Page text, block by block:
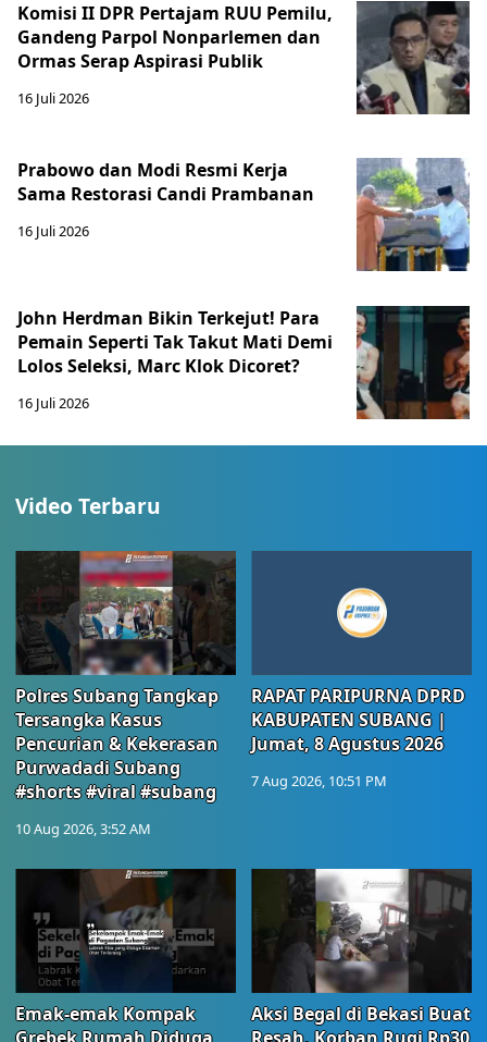
Komisi II DPR Pertajam RUU Pemilu,
Gandeng Parpol Nonparlemen dan
Ormas Serap Aspirasi Publik
16 Juli 2026
Prabowo dan Modi Resmi Kerja
Sama Restorasi Candi Prambanan
16 Juli 2026
John Herdman Bikin Terkejut! Para
Pemain Seperti Tak Takut Mati Demi
Lolos Seleksi, Marc Klok Dicoret?
16 Juli 2026
Video Terbaru
Polres Subang Tangkap
Tersangka Kasus
Pencurian & Kekerasan
Purwadadi Subang
#shorts #viral #subang
10 Aug 2026, 3:52 AM
RAPAT PARIPURNA DPRD
KABUPATEN SUBANG |
Jumat, 8 Agustus 2026
7 Aug 2026, 10:51 PM
Emak-emak Kompak
Aksi Begal di Bekasi Buat